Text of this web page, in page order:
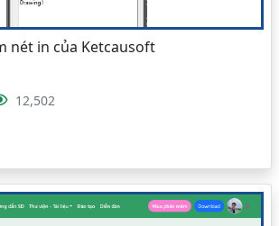
nét in của Ketcausoft
12,502